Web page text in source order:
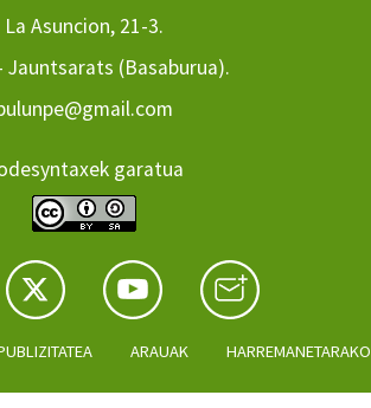
La Asuncion, 21-3.
Jauntsarats (Basaburua).
garatua
ARAUAK HARREMANETARAKO